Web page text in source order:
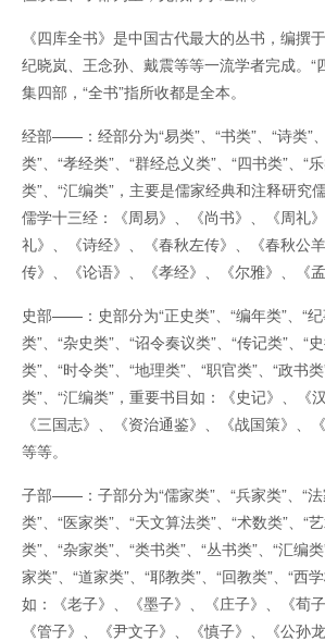
《四库全书》是中国古代最大的丛书，编撰
纪晓岚、王念孙、戴震等等一流学者完成。“
集四部，“全书”指所收都是全本。
经部——：经部分为“易类”、“书类”、“诗类”
类”、“孝经类”、“群经总义类”、“四书类”、“
类”、“汇编类”，主要是儒家经典和注释研究
儒学十三经：《周易》、《尚书》、《周礼
礼》、《诗经》、《春秋左传》、《春秋公
传》、《论语》、《孝经》、《尔雅》、《孟
史部——：史部分为“正史类”、“编年类”、“纪
类”、“杂史类”、“诏令奏议类”、“传记类”、“
类”、“时令类”、“地理类”、“职官类”、“政书
类”、“汇编类”，重要书目如：《史记》、《
《三国志》、《资治通鉴》、《战国策》、
等等。
子部——：子部分为“儒家类”、“兵家类”、“法
类”、“医家类”、“天文算法类”、“术数类”、“
类”、“杂家类”、“类书类”、“丛书类”、“汇编
家类”、“道家类”、“耶教类”、“回教类”、“西
如：《老子》、《墨子》、《庄子》、《荀子
《管子》、《尹文子》、《慎子》、《公孙